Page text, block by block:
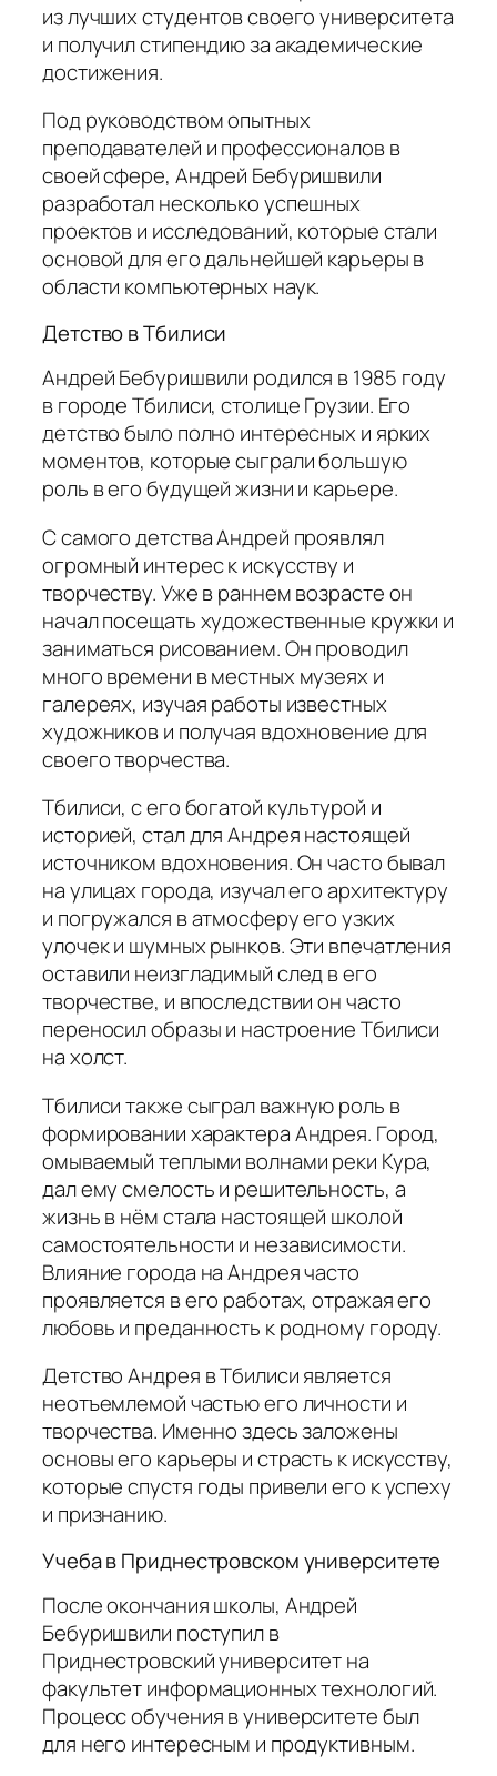
из лучших студентов своего университета
и получил стипендию за академические
достижения.
Под руководством опытных
преподавателей и профессионалов в
своей сфере, Андрей Бебуришвили
разработал несколько успешных
проектов и исследований, которые стали
основой для его дальнейшей карьеры в
области компьютерных наук.
Детство в Тбилиси
Андрей Бебуришвили родился в 1985 году
в городе Тбилиси, столице Грузии. Его
детство было полно интересных и ярких
моментов, которые сыграли большую
роль в его будущей жизни и карьере.
С самого детства Андрей проявлял
огромный интерес к искусству и
творчеству. Уже в раннем возрасте он
начал посещать художественные кружки и
заниматься рисованием. Он проводил
много времени в местных музеях и
галереях, изучая работы известных
художников и получая вдохновение для
своего творчества.
Тбилиси, с его богатой культурой и
историей, стал для Андрея настоящей
источником вдохновения. Он часто бывал
на улицах города, изучал его архитектуру
и погружался в атмосферу его узких
улочек и шумных рынков. Эти впечатления
оставили неизгладимый след в его
творчестве, и впоследствии он часто
переносил образы и настроение Тбилиси
на холст.
Тбилиси также сыграл важную роль в
формировании характера Андрея. Город,
омываемый теплыми волнами реки Кура,
дал ему смелость и решительность, а
жизнь в нём стала настоящей школой
самостоятельности и независимости.
Влияние города на Андрея часто
проявляется в его работах, отражая его
любовь и преданность к родному городу.
Детство Андрея в Тбилиси является
неотъемлемой частью его личности и
творчества. Именно здесь заложены
основы его карьеры и страсть к искусству,
которые спустя годы привели его к успеху
и признанию.
Учеба в Приднестровском университете
После окончания школы, Андрей
Бебуришвили поступил в
Приднестровский университет на
факультет информационных технологий.
Процесс обучения в университете был
для него интересным и продуктивным.